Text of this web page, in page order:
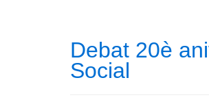
Debat 20è
Social